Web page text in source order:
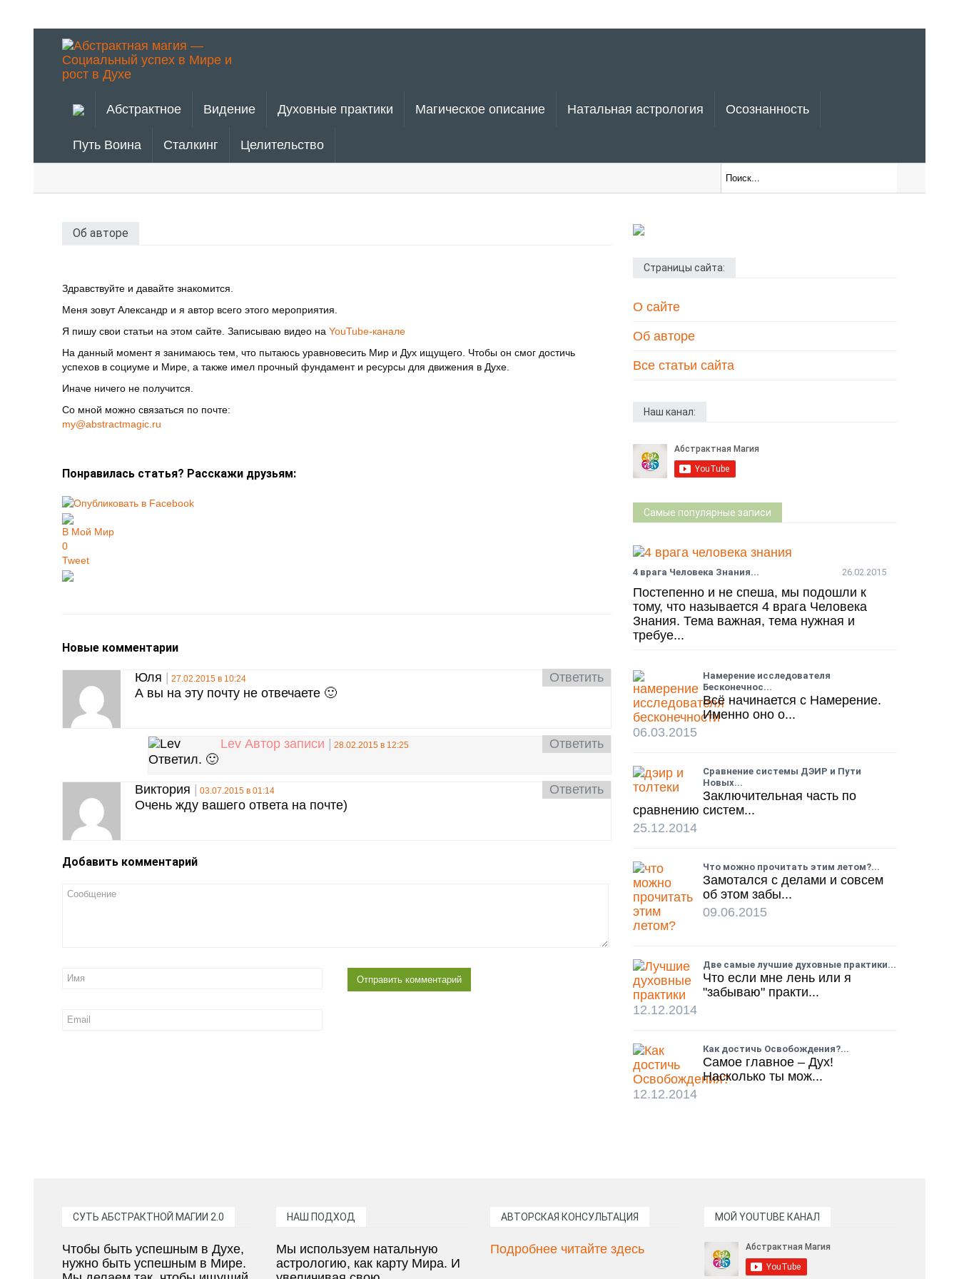
Абстрактное Видение Духовные практики Магическое описание Натальная астрология Осознанность
Путь Воина Сталкинг Целительство
Об авторе
Здравствуйте и давайте знакомится.
Меня зовут Александр и я автор всего этого мероприятия.
Я пишу свои статьи на этом сайте. Записываю видео на YouTube-канале
На данный момент я занимаюсь тем, что пытаюсь уравновесить Мир и Дух ищущего. Чтобы он смог достичь
успехов в социуме и Мире, а также имел прочный фундамент и ресурсы для движения в Духе.
Иначе ничего не получится.
Со мной можно связаться по почте:
my@abstractmagic.ru
Понравилась статья? Расскажи друзьям:
В Мой Мир
0
Tweet
Новые комментарии
Юля 27.02.2015 в 10:24
А вы на эту почту не отвечаете 🙂
Ответить
Lev Автор записи 28.02.2015 в 12:25
Ответил. 🙂
Ответить
Виктория 03.07.2015 в 01:14
Очень жду вашего ответа на почте)
Ответить
Добавить комментарий
Страницы сайта:
О сайте
Об авторе
Все статьи сайта
Наш канал:
Самые популярные записи
4 врага Человека Знания... 26.02.2015
Постепенно и не спеша, мы подошли к
тому, что называется 4 врага Человека
Знания. Тема важная, тема нужная и
требуе...
Намерение исследователя
Бесконечнос...
Всё начинается с Намерение.
Именно оно о...
06.03.2015
Сравнение системы ДЭИР и Пути
Новых...
Заключительная часть по
сравнению систем...
25.12.2014
Что можно прочитать этим летом?...
Замотался с делами и совсем
об этом забы...
09.06.2015
Две самые лучшие духовные практики...
Что если мне лень или я
"забываю" практи...
12.12.2014
Как достичь Освобождения?...
Самое главное – Дух!
Насколько ты мож...
12.12.2014
СУТЬ АБСТРАКТНОЙ МАГИИ 2.0
Чтобы быть успешным в Духе,
нужно быть успешным в Мире.
НАШ ПОДХОД
Мы используем натальную
астрологию, как карту Мира. И
АВТОРСКАЯ КОНСУЛЬТАЦИЯ
Подробнее читайте здесь
МОЙ YOUTUBE КАНАЛ